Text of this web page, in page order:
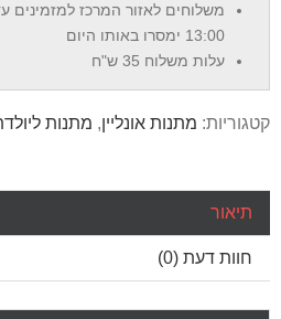
משלוחים לאזור המרכז למזמינים
13:00 ימסרו באותו היום
עלות משלוח 35 ש"ח
קטגוריות: מתנות אונליין, מתנות
תיאור
חוות דעת (0)